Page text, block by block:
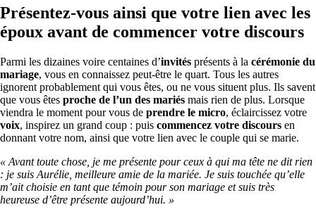
Présentez-vous ainsi que votre lien avec les
époux avant de commencer votre discours
Parmi les dizaines voire centaines d’invités présents à la cérémonie du
mariage, vous en connaissez peut-être le quart. Tous les autres
ignorent probablement qui vous êtes, ou ne vous situent plus. Ils savent
que vous êtes proche de l’un des mariés mais rien de plus. Lorsque
viendra le moment pour vous de prendre le micro, éclaircissez votre
voix, inspirez un grand coup : puis commencez votre discours en
donnant votre nom, ainsi que votre lien avec le couple qui se marie.
« Avant toute chose, je me présente pour ceux à qui ma tête ne dit rien
: je suis Aurélie, meilleure amie de la mariée. Je suis touchée qu’elle
m’ait choisie en tant que témoin pour son mariage et suis très
heureuse d’être présente aujourd’hui. »